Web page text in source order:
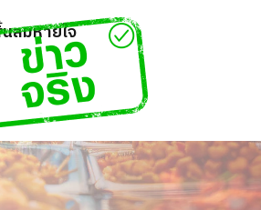
ลมหายใจ